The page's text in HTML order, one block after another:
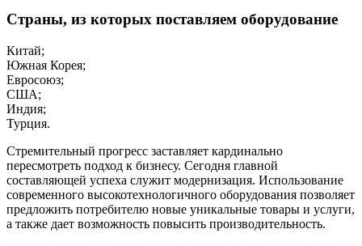
Страны, из которых поставляем оборудование
Китай;
Южная Корея;
Евросоюз;
США;
Индия;
Турция.
Стремительный прогресс заставляет кардинально
пересмотреть подход к бизнесу. Сегодня главной
составляющей успеха служит модернизация. Использование
современного высокотехнологичного оборудования позволяет
предложить потребителю новые уникальные товары и услуги,
а также дает возможность повысить производительность.